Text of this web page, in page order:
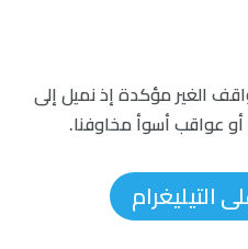
الغير مؤكدة إذ نميل إلى
أو عواقب أسوأ مخاوفنا.
التيليغرام